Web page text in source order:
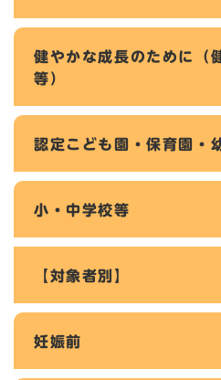
健やかな成長のために（
等）
認定こども園・保育園・
小・中学校等
【対象者別】
妊娠前